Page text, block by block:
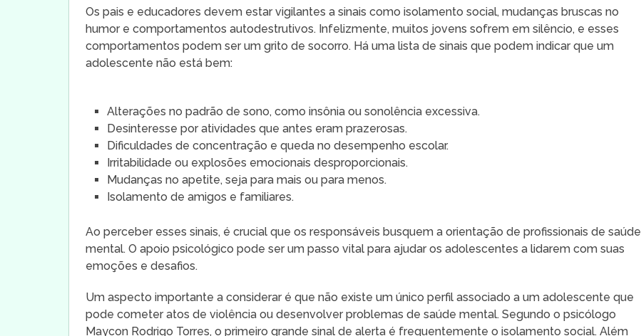
Os pais e educadores devem estar vigilantes a sinais como isolamento social, mudanças bruscas no
humor e comportamentos autodestrutivos. Infelizmente, muitos jovens sofrem em silêncio, e esses
comportamentos podem ser um grito de socorro. Há uma lista de sinais que podem indicar que um
adolescente não está bem:
Alterações no padrão de sono, como insônia ou sonolência excessiva.
Desinteresse por atividades que antes eram prazerosas.
Dificuldades de concentração e queda no desempenho escolar.
Irritabilidade ou explosões emocionais desproporcionais.
Mudanças no apetite, seja para mais ou para menos.
Isolamento de amigos e familiares.
Ao perceber esses sinais, é crucial que os responsáveis busquem a orientação de profissionais de saúde
mental. O apoio psicológico pode ser um passo vital para ajudar os adolescentes a lidarem com suas
emoções e desafios.
Um aspecto importante a considerar é que não existe um único perfil associado a um adolescente que
pode cometer atos de violência ou desenvolver problemas de saúde mental. Segundo o psicólogo
Maycon Rodrigo Torres, o primeiro grande sinal de alerta é frequentemente o isolamento social. Além